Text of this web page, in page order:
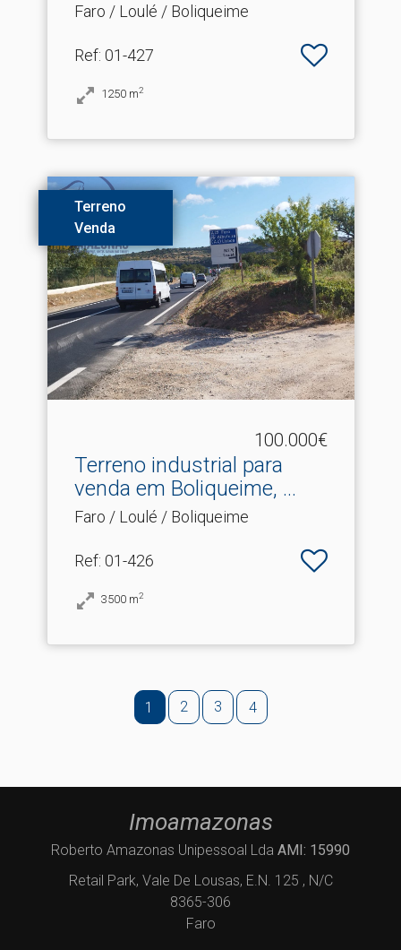
Faro / Loulé / Boliqueime
Ref: 01-427
1250 m2
Terreno
Venda
100.000€
Terreno industrial para
venda em Boliqueime, .​..
Faro / Loulé / Boliqueime
Ref: 01-426
3500 m2
1 2 3 4
Imoamazonas
Roberto Amazonas Unipessoal Lda AMI: 15990
Retail Park, Vale De Lousas, E.N. 125 , N/C
8365-306
Faro